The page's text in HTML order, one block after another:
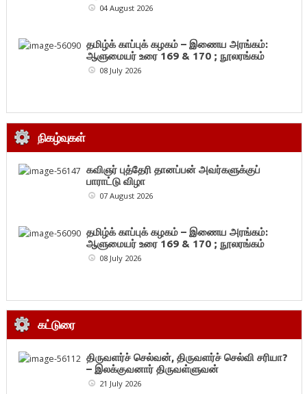
04 August 2026
தமிழ்க் காப்புக் கழகம் – இணைய அரங்கம்:
ஆளுமையர் உரை 169 & 170 ; நூலரங்கம்
08 July 2026
நிகழ்வுகள்
கவிஞர் புத்தேரி தானப்பன் அவர்களுக்குப்
பாராட்டு விழா
07 August 2026
தமிழ்க் காப்புக் கழகம் – இணைய அரங்கம்:
ஆளுமையர் உரை 169 & 170 ; நூலரங்கம்
08 July 2026
கட்டுரை
திருவளர்ச் செல்வன், திருவளர்ச் செல்வி சரியா?
– இலக்குவனார் திருவள்ளுவன்
21 July 2026